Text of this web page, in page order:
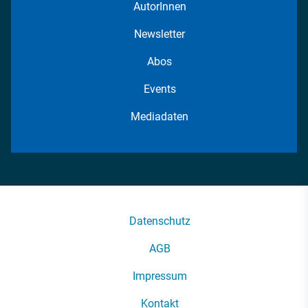
AutorInnen
Newsletter
Abos
Events
Mediadaten
Datenschutz
AGB
Impressum
Kontakt